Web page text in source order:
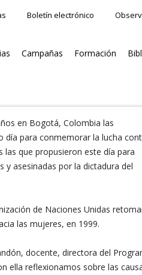
Boletín electrónico
Campañas Formación
en Bogotá, Colombia las
día para conmemorar la lucha
las que propusieron este día para
asesinadas por la dictadura del
de Naciones Unidas
las mujeres, en 1999.
docente, directora del
ella reflexionamos sobre las